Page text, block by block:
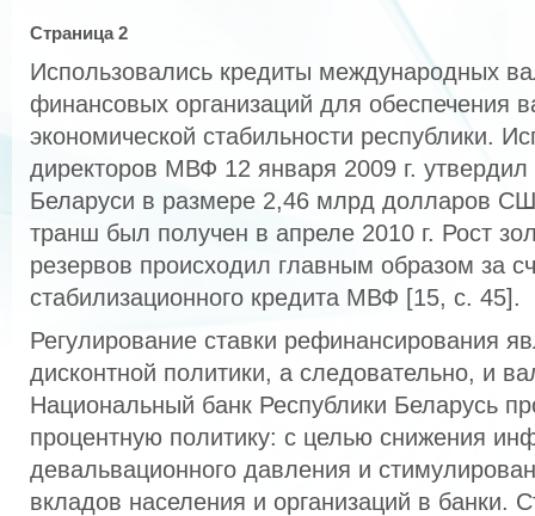
Страница 2
Использовались кредиты международных
финансовых организаций для обеспечения
экономической стабильности республики.
директоров МВФ 12 января 2009 г. утвердил
Беларуси в размере 2,46 млрд долларов
транш был получен в апреле 2010 г. Рост
резервов происходил главным образом за
стабилизационного кредита МВФ [15, с. 45].
Регулирование ставки рефинансирования
дисконтной политики, а следовательно, и
Национальный банк Республики Беларусь
процентную политику: с целью снижения
девальвационного давления и
вкладов населения и организаций в банки.